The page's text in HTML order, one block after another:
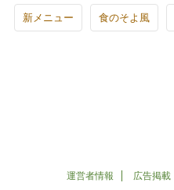
新メニュー 食のそよ風
運営者情報 広告掲載